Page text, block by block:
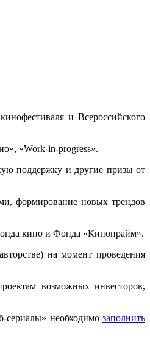
и Всероссийского
«Work-in-progress».
поддержку и другие призы от
формирование новых трендов
кино и Фонда «Кинопрайм».
на момент проведения
возможных инвесторов,
сериалы» необходимо заполнить